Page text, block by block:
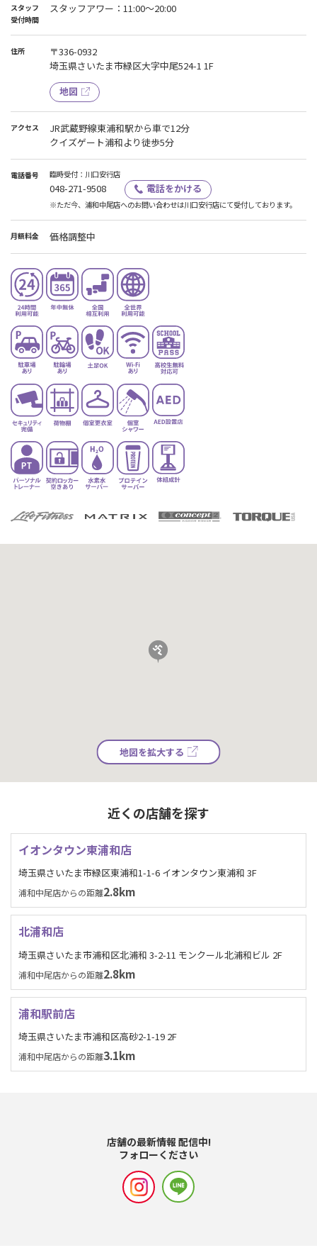
スタッフ
受付時間
スタッフアワー：11:00〜20:00
住所
〒336-0932
埼玉県さいたま市緑区大字中尾524-1 1F
地図
アクセス
JR武蔵野線東浦和駅から車で12分
クイズゲート浦和より徒歩5分
電話番号 臨時受付：川口安行店
048-271-9508 電話をかける
※ただ今、浦和中尾店へのお問い合わせは川口安行店にて受付しております。
月額料金 価格調整中
地図を拡大する
近くの店舗を探す
イオンタウン東浦和店
埼玉県さいたま市緑区東浦和1-1-6 イオンタウン東浦和 3F
浦和中尾店からの距離2.8km
北浦和店
埼玉県さいたま市浦和区北浦和 3-2-11 モンクール北浦和ビル 2F
浦和中尾店からの距離2.8km
浦和駅前店
埼玉県さいたま市浦和区高砂2-1-19 2F
浦和中尾店からの距離3.1km
店舗の最新情報 配信中!
フォローください